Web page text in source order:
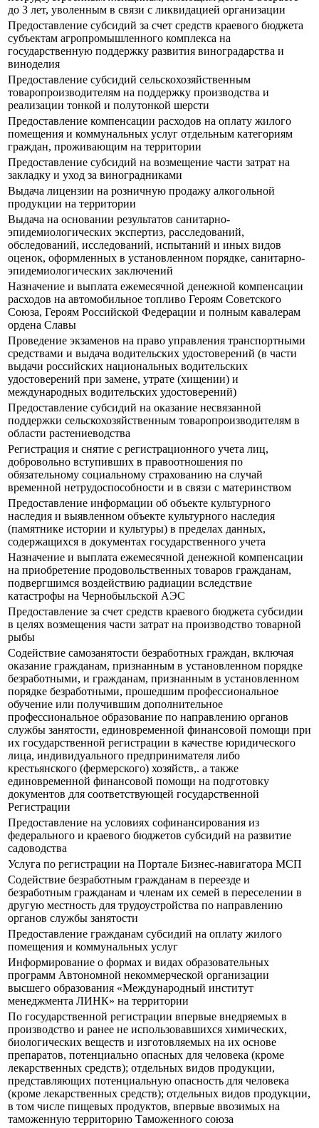
до 3 лет, уволенным в связи с ликвидацией организации
Предоставление субсидий за счет средств краевого бюджета
субъектам агропромышленного комплекса на
государственную поддержку развития виноградарства и
виноделия
Предоставление субсидий сельскохозяйственным
товаропроизводителям на поддержку производства и
реализации тонкой и полутонкой шерсти
Предоставление компенсации расходов на оплату жилого
помещения и коммунальных услуг отдельным категориям
граждан, проживающим на территории
Предоставление субсидий на возмещение части затрат на
закладку и уход за виноградниками
Выдача лицензии на розничную продажу алкогольной
продукции на территории
Выдача на основании результатов санитарно-
эпидемиологических экспертиз, расследований,
обследований, исследований, испытаний и иных видов
оценок, оформленных в установленном порядке, санитарно-
эпидемиологических заключений
Назначение и выплата ежемесячной денежной компенсации
расходов на автомобильное топливо Героям Советского
Союза, Героям Российской Федерации и полным кавалерам
ордена Славы
Проведение экзаменов на право управления транспортными
средствами и выдача водительских удостоверений (в части
выдачи российских национальных водительских
удостоверений при замене, утрате (хищении) и
международных водительских удостоверений)
Предоставление субсидий на оказание несвязанной
поддержки сельскохозяйственным товаропроизводителям в
области растениеводства
Регистрация и снятие с регистрационного учета лиц,
добровольно вступивших в правоотношения по
обязательному социальному страхованию на случай
временной нетрудоспособности и в связи с материнством
Предоставление информации об объекте культурного
наследия и выявленном объекте культурного наследия
(памятнике истории и культуры) в пределах данных,
содержащихся в документах государственного учета
Назначение и выплата ежемесячной денежной компенсации
на приобретение продовольственных товаров гражданам,
подвергшимся воздействию радиации вследствие
катастрофы на Чернобыльской АЭС
Предоставление за счет средств краевого бюджета субсидии
в целях возмещения части затрат на производство товарной
рыбы
Содействие самозанятости безработных граждан, включая
оказание гражданам, признанным в установленном порядке
безработными, и гражданам, признанным в установленном
порядке безработными, прошедшим профессиональное
обучение или получившим дополнительное
профессиональное образование по направлению органов
службы занятости, единовременной финансовой помощи при
их государственной регистрации в качестве юридического
лица, индивидуального предпринимателя либо
крестьянского (фермерского) хозяйств,. а также
единовременной финансовой помощи на подготовку
документов для соответствующей государственной
Регистрации
Предоставление на условиях софинансирования из
федерального и краевого бюджетов субсидий на развитие
садоводства
Услуга по регистрации на Портале Бизнес-навигатора МСП
Содействие безработным гражданам в переезде и
безработным гражданам и членам их семей в переселении в
другую местность для трудоустройства по направлению
органов службы занятости
Предоставление гражданам субсидий на оплату жилого
помещения и коммунальных услуг
Информирование о формах и видах образовательных
программ Автономной некоммерческой организации
высшего образования «Международный институт
менеджмента ЛИНК» на территории
По государственной регистрации впервые внедряемых в
производство и ранее не использовавшихся химических,
биологических веществ и изготовляемых на их основе
препаратов, потенциально опасных для человека (кроме
лекарственных средств); отдельных видов продукции,
представляющих потенциальную опасность для человека
(кроме лекарственных средств); отдельных видов продукции,
в том числе пищевых продуктов, впервые ввозимых на
таможенную территорию Таможенного союза